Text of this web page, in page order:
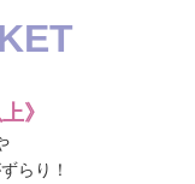
》
らり！